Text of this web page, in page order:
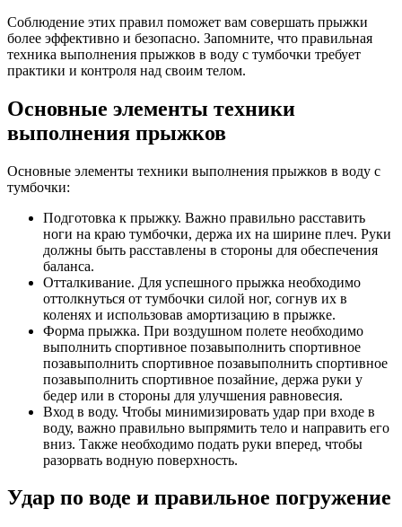
Соблюдение этих правил поможет вам совершать прыжки
более эффективно и безопасно. Запомните, что правильная
техника выполнения прыжков в воду с тумбочки требует
практики и контроля над своим телом.
Основные элементы техники
выполнения прыжков
Основные элементы техники выполнения прыжков в воду с
тумбочки:
Подготовка к прыжку. Важно правильно расставить
ноги на краю тумбочки, держа их на ширине плеч. Руки
должны быть расставлены в стороны для обеспечения
баланса.
Отталкивание. Для успешного прыжка необходимо
оттолкнуться от тумбочки силой ног, согнув их в
коленях и использовав амортизацию в прыжке.
Форма прыжка. При воздушном полете необходимо
выполнить спортивное позавыполнить спортивное
позавыполнить спортивное позавыполнить спортивное
позавыполнить спортивное позайние, держа руки у
бедер или в стороны для улучшения равновесия.
Вход в воду. Чтобы минимизировать удар при входе в
воду, важно правильно выпрямить тело и направить его
вниз. Также необходимо подать руки вперед, чтобы
разорвать водную поверхность.
Удар по воде и правильное погружение